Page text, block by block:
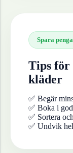
Spara
Tips för
kläder
✅ Begär
✅ Boka i
✅ Sortera
✅ Undvik